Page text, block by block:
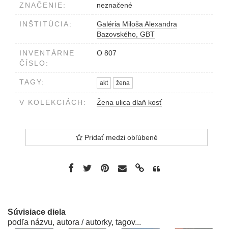
ZNAČENIE: neznačené
INŠTITÚCIA:
Galéria Miloša Alexandra
Bazovského, GBT
INVENTÁRNE
ČÍSLO:
O 807
TAGY: akt žena
V KOLEKCIÁCH: Žena ulica dlaň kosť
Pridať medzi obľúbené
Súvisiace diela
podľa názvu, autora / autorky, tagov...